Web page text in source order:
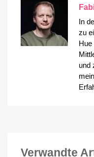
In
zu
Hue
und
Verwandte